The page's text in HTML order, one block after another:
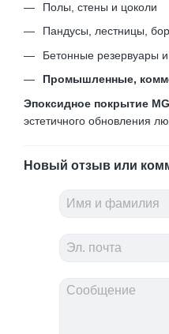
Полы, стены и цоколи
Пандусы, лестницы,
Бетонные резервуары и
Промышленные,
Эпоксидное покрытие MG
эстетичного обновления
Новый отзыв или